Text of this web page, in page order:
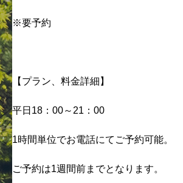
※要予約
【プラン、料金詳細】
平日18：00～21：00
1時間単位でお電話にてご予約可能。
ご予約は1週間前までとなります。